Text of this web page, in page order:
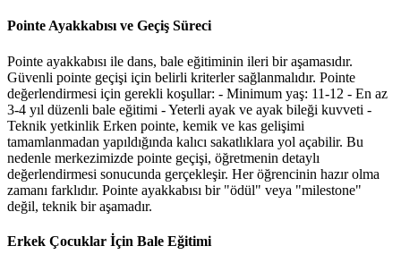
Pointe Ayakkabısı ve Geçiş Süreci
Pointe ayakkabısı ile dans, bale eğitiminin ileri bir aşamasıdır.
Güvenli pointe geçişi için belirli kriterler sağlanmalıdır. Pointe
değerlendirmesi için gerekli koşullar: - Minimum yaş: 11-12 - En az
3-4 yıl düzenli bale eğitimi - Yeterli ayak ve ayak bileği kuvveti -
Teknik yetkinlik Erken pointe, kemik ve kas gelişimi
tamamlanmadan yapıldığında kalıcı sakatlıklara yol açabilir. Bu
nedenle merkezimizde pointe geçişi, öğretmenin detaylı
değerlendirmesi sonucunda gerçekleşir. Her öğrencinin hazır olma
zamanı farklıdır. Pointe ayakkabısı bir "ödül" veya "milestone"
değil, teknik bir aşamadır.
Erkek Çocuklar İçin Bale Eğitimi